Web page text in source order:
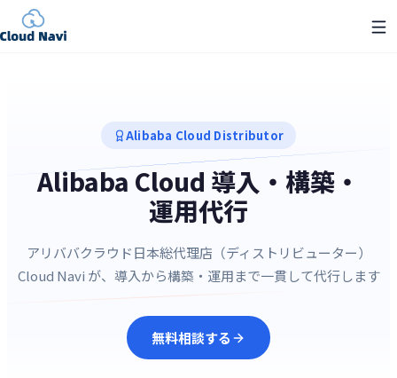
Alibaba Cloud Distributor
Alibaba Cloud 導入・構築・
運用代行
アリババクラウド日本総代理店（ディストリビューター）
Cloud Navi が、導入から構築・運用まで一貫して代行します
無料相談する